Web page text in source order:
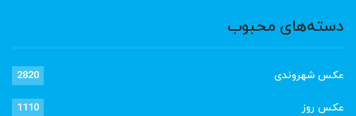
دسته‌های محبوب
عکس شهروندی 2820
عکس روز 1110